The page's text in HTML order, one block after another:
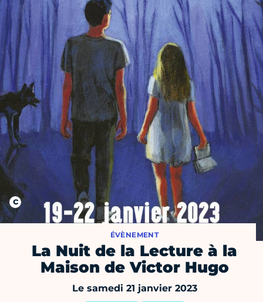
ÉVÈNEMENT
La Nuit de la Lecture à la
Maison de Victor Hugo
Le samedi 21 janvier 2023